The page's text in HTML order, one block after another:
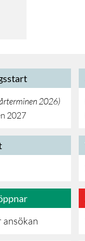
2026)
2027
ansökan